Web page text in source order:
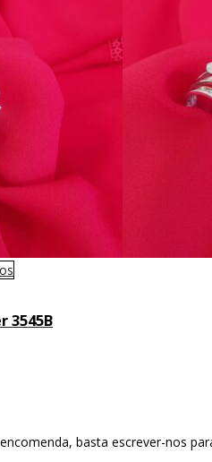
3545B
basta escrever-nos